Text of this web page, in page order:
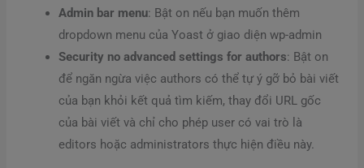
Admin bar menu: Bật on nếu bạn muốn thêm
dropdown menu của Yoast ở giao diện wp-admin
Security no advanced settings for authors: Bật on
để ngăn ngừa việc authors có thể tự ý gỡ bỏ bài viết
của bạn khỏi kết quả tìm kiếm, thay đổi URL gốc
của bài viết và chỉ cho phép user có vai trò là
editors hoặc administrators thực hiện điều này.